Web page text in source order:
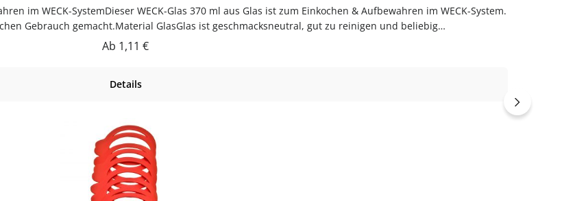
im WECK-SystemDieser WECK-Glas 370 ml aus Glas ist zum Einkochen & Aufbewahren im WECK-System.
Gebrauch gemacht.Material GlasGlas ist geschmacksneutral, gut zu reinigen und beliebig
ca. 370 mlMaterial: GlasSpülmaschinengeeignetVielseitig einsetzbarUnsere WECK-Gläser sind Zum
Regulärer Preis:
Ab 1,11 €
Details